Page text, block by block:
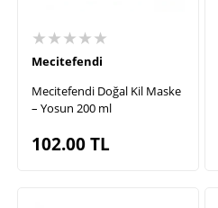
★★★★★
Mecitefendi
Mecitefendi Doğal Kil Maske
– Yosun 200 ml
102.00TL